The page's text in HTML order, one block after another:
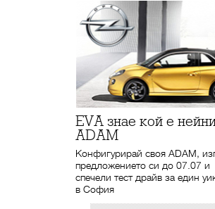
EVA знае кой е
ADAM
Конфигурирай своя ADAM,
предложението си до 07.07 и
спечели тест драйв за един
в София